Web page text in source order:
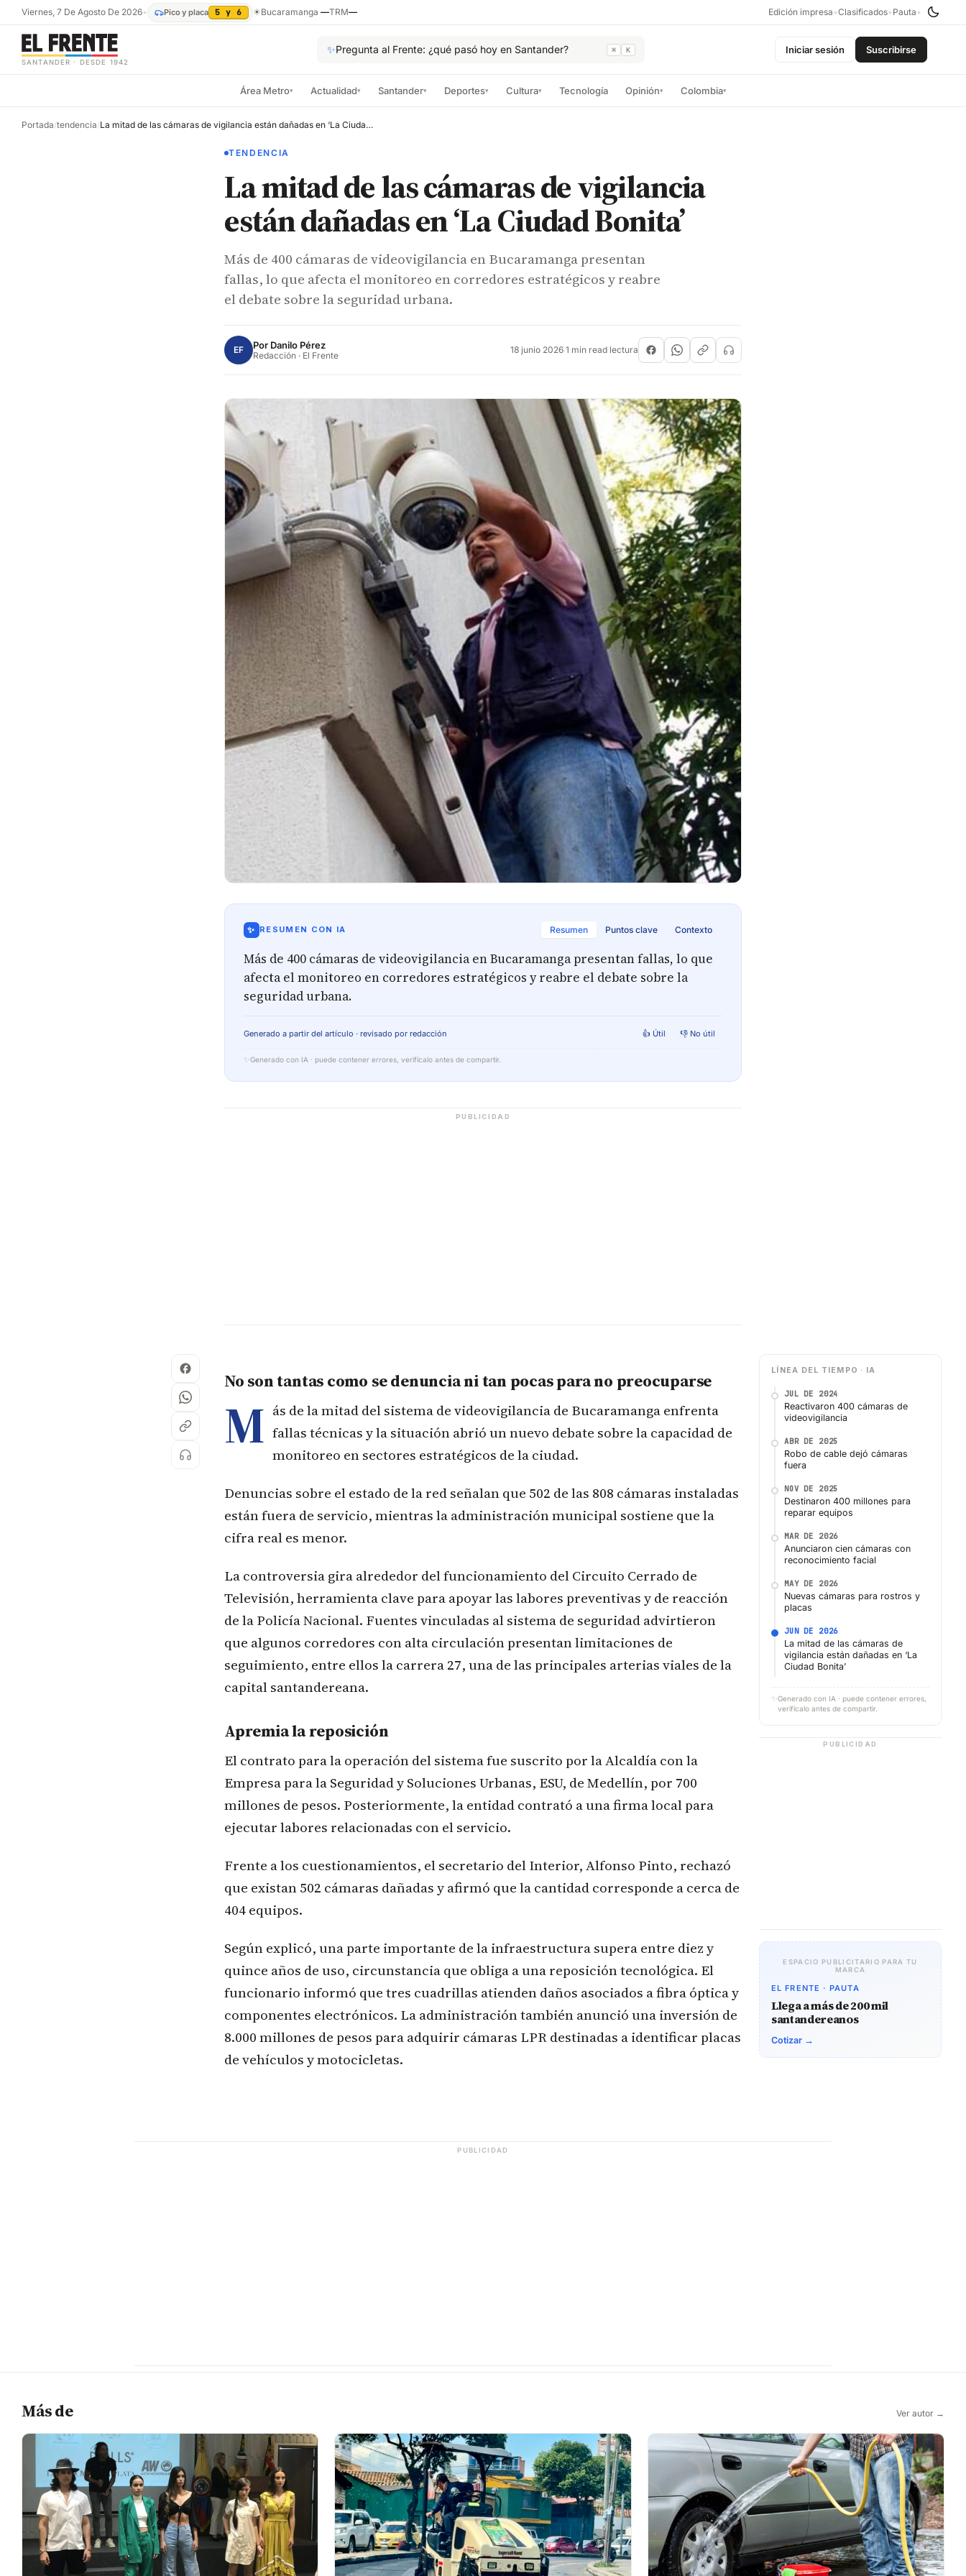
Viernes, 7 De Agosto De 2026• Pico y placa 5 y 6 ☀Bucaramanga —TRM— Edición impresa •Clasificados• Pauta •
SANTANDER · DESDE 1942
✨Pregunta al Frente: ¿qué pasó hoy en Santander? ⌘ K Iniciar sesión Suscribirse
Área Metro▾ Actualidad▾ Santander▾ Deportes▾ Cultura▾ Tecnología Opinión▾ Colombia▾
Portada/tendencia/ La mitad de las cámaras de vigilancia están dañadas en ‘La Ciudad Bonita’
TENDENCIA
La mitad de las cámaras de vigilancia
están dañadas en ‘La Ciudad Bonita’
Más de 400 cámaras de videovigilancia en Bucaramanga presentan
fallas, lo que afecta el monitoreo en corredores estratégicos y reabre
el debate sobre la seguridad urbana.
EF Por Danilo Pérez
Redacción · El Frente 18 junio 2026·1 min read lectura
✨ RESUMEN CON IA Resumen Puntos clave Contexto
Más de 400 cámaras de videovigilancia en Bucaramanga presentan fallas, lo que
afecta el monitoreo en corredores estratégicos y reabre el debate sobre la
seguridad urbana.
Generado a partir del artículo · revisado por redacción 👍 Útil 👎 No útil
✨ Generado con IA · puede contener errores, verifícalo antes de compartir.
PUBLICIDAD
No son tantas como se denuncia ni tan pocas para no preocuparse
M ás de la mitad del sistema de videovigilancia de Bucaramanga enfrenta
fallas técnicas y la situación abrió un nuevo debate sobre la capacidad de
monitoreo en sectores estratégicos de la ciudad.
Denuncias sobre el estado de la red señalan que 502 de las 808 cámaras instaladas
están fuera de servicio, mientras la administración municipal sostiene que la
cifra real es menor.
La controversia gira alrededor del funcionamiento del Circuito Cerrado de
Televisión, herramienta clave para apoyar las labores preventivas y de reacción
de la Policía Nacional. Fuentes vinculadas al sistema de seguridad advirtieron
que algunos corredores con alta circulación presentan limitaciones de
seguimiento, entre ellos la carrera 27, una de las principales arterias viales de la
capital santandereana.
Apremia la reposición
El contrato para la operación del sistema fue suscrito por la Alcaldía con la
Empresa para la Seguridad y Soluciones Urbanas, ESU, de Medellín, por 700
millones de pesos. Posteriormente, la entidad contrató a una firma local para
ejecutar labores relacionadas con el servicio.
Frente a los cuestionamientos, el secretario del Interior, Alfonso Pinto, rechazó
que existan 502 cámaras dañadas y afirmó que la cantidad corresponde a cerca de
404 equipos.
Según explicó, una parte importante de la infraestructura supera entre diez y
quince años de uso, circunstancia que obliga a una reposición tecnológica. El
funcionario informó que tres cuadrillas atienden daños asociados a fibra óptica y
componentes electrónicos. La administración también anunció una inversión de
8.000 millones de pesos para adquirir cámaras LPR destinadas a identificar placas
de vehículos y motocicletas.
LÍNEA DEL TIEMPO · IA
JUL DE 2024
Reactivaron 400 cámaras de
videovigilancia
ABR DE 2025
Robo de cable dejó cámaras
fuera
NOV DE 2025
Destinaron 400 millones para
reparar equipos
MAR DE 2026
Anunciaron cien cámaras con
reconocimiento facial
MAY DE 2026
Nuevas cámaras para rostros y
placas
JUN DE 2026
La mitad de las cámaras de
vigilancia están dañadas en ‘La
Ciudad Bonita’
✨ Generado con IA · puede contener errores,
verifícalo antes de compartir.
PUBLICIDAD
ESPACIO PUBLICITARIO PARA TU
MARCA
EL FRENTE · PAUTA
Llega a más de 200 mil
santandereanos
Cotizar →
PUBLICIDAD
Más de Ver autor →